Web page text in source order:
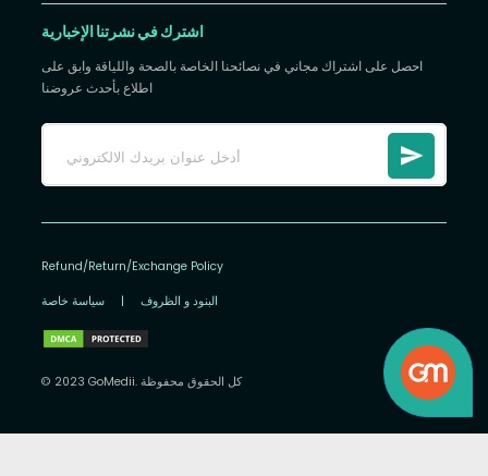
اشترك في نشرتنا الإخبارية
احصل على اشتراك مجاني في نصائحنا الخاصة بالصحة واللياقة وابق على
اطلاع بأحدث عروضنا
Refund/Return/Exchange Policy
سياسة خاصة | البنود و الظروف
© 2023 GoMedii. كل الحقوق محفوظة